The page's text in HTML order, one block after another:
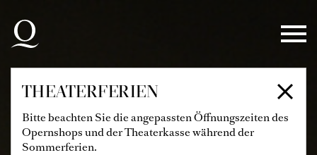
Zur Hauptnavigation springen
Zum Hauptinhalt springen
Zum Footer springen
THEATERFERIEN
Bitte beachten Sie die angepassten Öffnungszeiten des
Opernshops und der Theaterkasse während der
Sommerferien.